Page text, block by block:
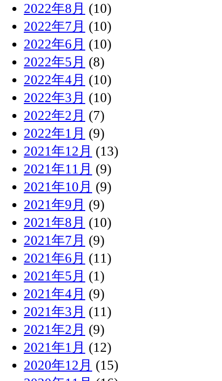
2022年8月 (10)
2022年7月 (10)
2022年6月 (10)
2022年5月 (8)
2022年4月 (10)
2022年3月 (10)
2022年2月 (7)
2022年1月 (9)
2021年12月 (13)
2021年11月 (9)
2021年10月 (9)
2021年9月 (9)
2021年8月 (10)
2021年7月 (9)
2021年6月 (11)
2021年5月 (1)
2021年4月 (9)
2021年3月 (11)
2021年2月 (9)
2021年1月 (12)
2020年12月 (15)